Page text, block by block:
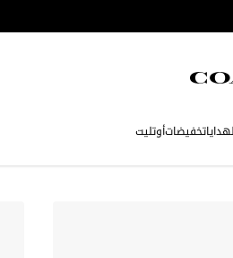
تخفيضاتأوتليت